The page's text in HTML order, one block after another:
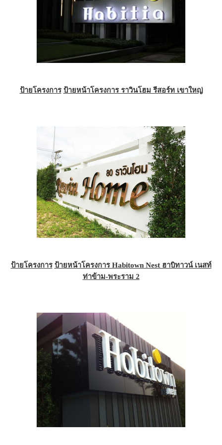
ป้ายโครงการ ป้ายหน้าโครงการ ราวินโฮม รีสอร์ท เขาใหญ่
ป้ายโครงการ ป้ายหน้าโครงการ Habitown Nest ฮาบิทาวน์ เนสท์
ท่าข้าม-พระราม 2